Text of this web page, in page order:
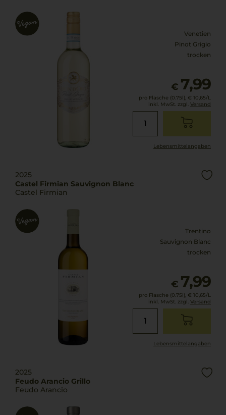
Venetien
Pinot Grigio
trocken
€ 7,99
pro Flasche (0.75l), € 10,65/L
inkl. MwSt. zzgl. Versand
Lebensmittel­angaben
2025
Castel Firmian Sauvignon Blanc
Castel Firmian
Trentino
Sauvignon Blanc
trocken
€ 7,99
pro Flasche (0.75l), € 10,65/L
inkl. MwSt. zzgl. Versand
Lebensmittel­angaben
2025
Feudo Arancio Grillo
Feudo Arancio